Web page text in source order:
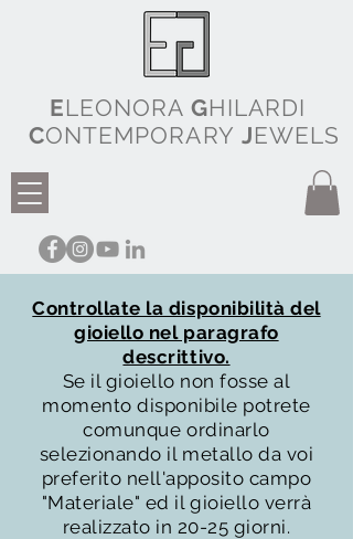
ELEONORA GHILARDI
CONTEMPORARY JEWELS
Controllate la disponibilità del
gioiello nel paragrafo
descrittivo.
Se il gioiello non fosse al
momento disponibile potrete
comunque ordinarlo
selezionando il metallo da voi
preferito nell'apposito campo
"Materiale" ed il gioiello verrà
realizzato in 20-25 giorni.